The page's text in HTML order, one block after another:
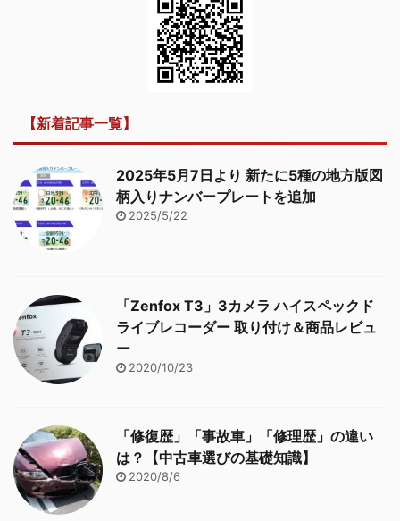
【新着記事一覧】
2025年5月7日より 新たに5種の地方版図
柄入りナンバープレートを追加
2025/5/22
「Zenfox T3」3カメラ ハイスペックド
ライブレコーダー 取り付け＆商品レビュ
ー
2020/10/23
「修復歴」「事故車」「修理歴」の違い
は？【中古車選びの基礎知識】
2020/8/6